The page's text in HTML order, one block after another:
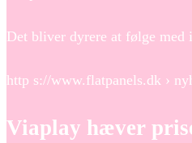
Det bliver dyrere at følge med
http s://www.flatpanels.dk ›
Viaplay hæver